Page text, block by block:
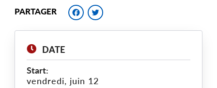
PARTAGER Facebook
DATE
Start:
vendredi, juin 12